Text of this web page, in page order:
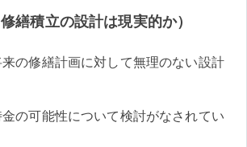
繕積立の設計は現実的か）
の修繕計画に対して無理のない設計
の可能性について検討がなされてい